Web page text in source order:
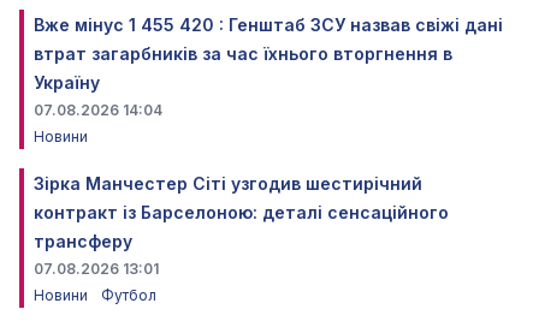
Вже мінус 1 455 420 : Генштаб ЗСУ назвав свіжі дані
втрат загарбників за час їхнього вторгнення в
Україну
07.08.2026 14:04
Новини
Зірка Манчестер Сіті узгодив шестирічний
контракт із Барселоною: деталі сенсаційного
трансферу
07.08.2026 13:01
Новини
Футбол